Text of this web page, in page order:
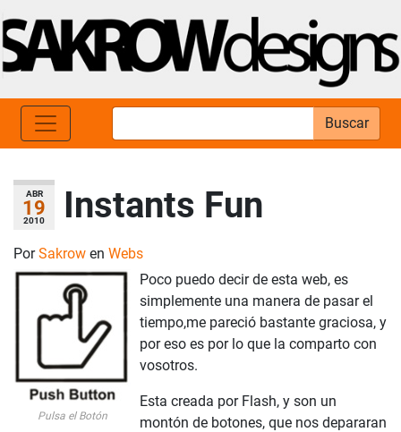
Buscar
ABR
19
2010 Instants Fun
PorSakrow en Webs
Pulsa el Botón
Poco puedo decir de esta web, es
simplemente una manera de pasar el
tiempo,me pareció bastante graciosa, y
por eso es por lo que la comparto con
vosotros.
Esta creada por Flash, y son un
montón de botones, que nos depararan